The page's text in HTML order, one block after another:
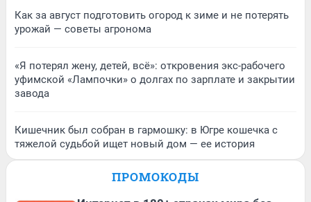
Как за август подготовить огород к зиме и не потерять
урожай — советы агронома
«Я потерял жену, детей, всё»: откровения экс-рабочего
уфимской «Лампочки» о долгах по зарплате и закрытии
завода
Кишечник был собран в гармошку: в Югре кошечка с
тяжелой судьбой ищет новый дом — ее история
ПРОМОКОДЫ